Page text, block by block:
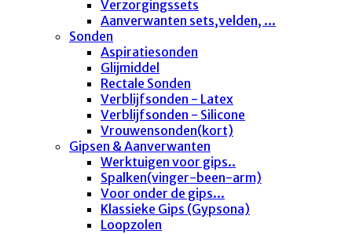
Verzorgingssets
Aanverwanten sets,velden, ...
Sonden
Aspiratiesonden
Glijmiddel
Rectale Sonden
Verblijfsonden - Latex
Verblijfsonden - Silicone
Vrouwensonden(kort)
Gipsen & Aanverwanten
Werktuigen voor gips..
Spalken(vinger-been-arm)
Voor onder de gips...
Klassieke Gips (Gypsona)
Loopzolen